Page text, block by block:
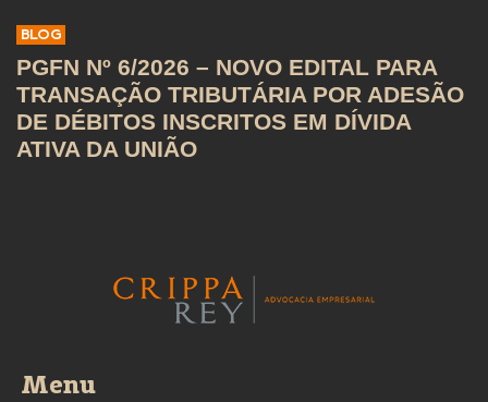
BLOG
PGFN Nº 6/2026 – NOVO EDITAL PARA
TRANSAÇÃO TRIBUTÁRIA POR ADESÃO
DE DÉBITOS INSCRITOS EM DÍVIDA
ATIVA DA UNIÃO
Menu